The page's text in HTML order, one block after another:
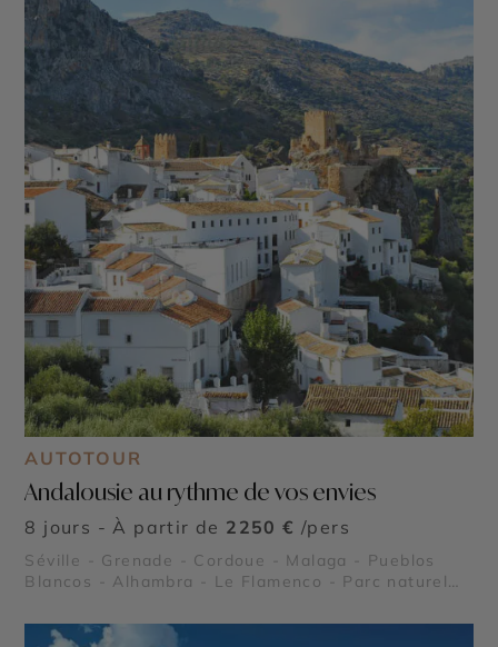
AUTOTOUR
Andalousie au rythme de vos envies
8 jours - À partir de 2250 € /pers
Séville - Grenade - Cordoue - Malaga - Pueblos
Blancos - Alhambra - Le Flamenco - Parc naturel